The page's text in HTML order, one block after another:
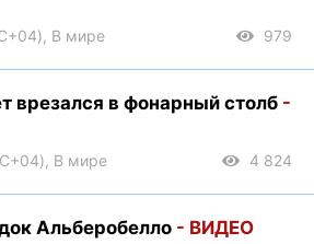
В мире 979
врезался в фонарный столб -
В мире 4 824
Альберобелло - ВИДЕО